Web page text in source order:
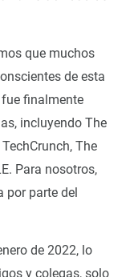
que muchos
de esta
finalmente
incluyendo The
The
Para nosotros,
por parte del
de 2022, lo
y colegas, solo